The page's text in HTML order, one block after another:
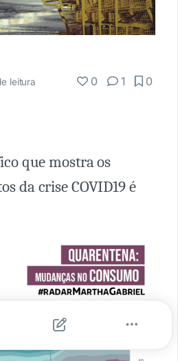
leitura 0 1 0
que mostra os
da crise COVID19 é